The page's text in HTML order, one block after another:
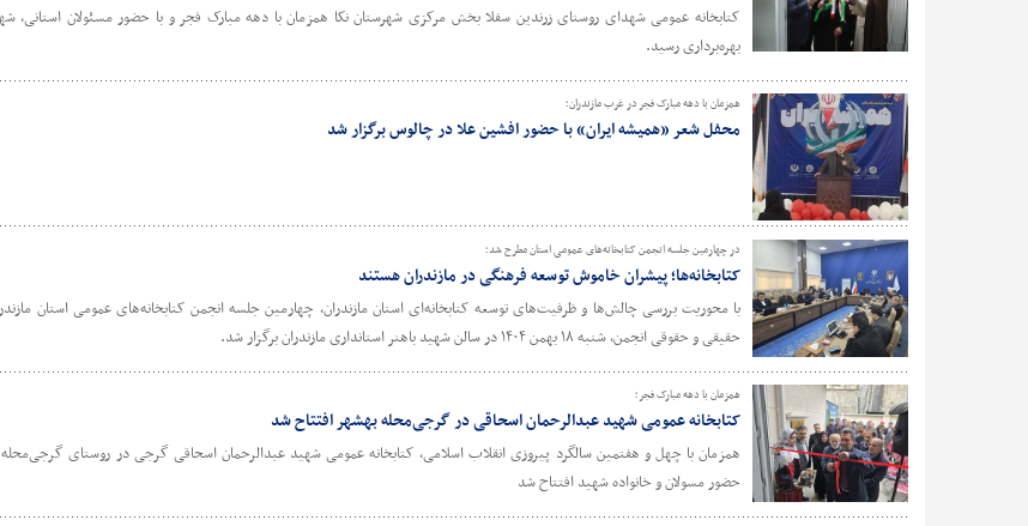
کتابخانه عمومی شهدای روستای زرندین سفلا بخش مرکزی شهرستان نکا همزمان با دهه مبارک فجر و با حضور مسئولان استانی،
بهره‌برداری رسید.
همزمان با دهه مبارک فجر در غرب مازندران؛
محفل شعر «همیشه ایران» با حضور افشین علا در چالوس برگزار شد
در چهارمین جلسه انجمن کتابخانه‌های عمومی استان مطرح شد؛
کتابخانه‌ها؛ پیشران خاموش توسعه فرهنگی در مازندران هستند
با محوریت بررسی چالش‌ها و ظرفیت‌های توسعه کتابخانه‌ای استان مازندران، چهارمین جلسه انجمن کتابخانه‌های عمومی استان
حقیقی و حقوقی انجمن، شنبه ۱۸ بهمن ۱۴۰۴ در سالن شهید باهنر استانداری مازندران برگزار شد.
همزمان با دهه مبارک فجر؛
کتابخانه عمومی شهید عبدالرحمان اسحاقی در گرجی‌محله بهشهر افتتاح شد
همزمان با چهل‌ و هفتمین سالگرد پیروزی انقلاب اسلامی، کتابخانه عمومی شهید عبدالرحمان اسحاقی گرجی در روستای
حضور مسولان و خانواده شهید افتتاح شد